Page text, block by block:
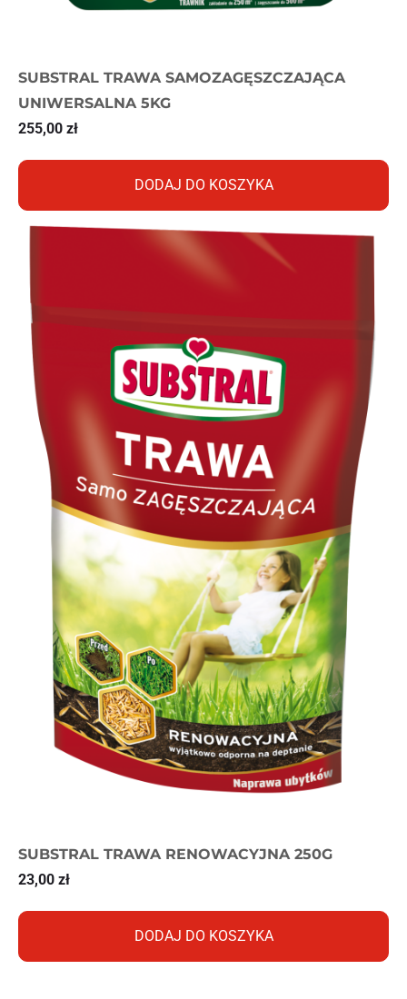
SUBSTRAL TRAWA SAMOZAGĘSZCZAJĄCA
UNIWERSALNA 5KG
255,00 zł
DODAJ DO KOSZYKA
SUBSTRAL TRAWA RENOWACYJNA 250G
23,00 zł
DODAJ DO KOSZYKA